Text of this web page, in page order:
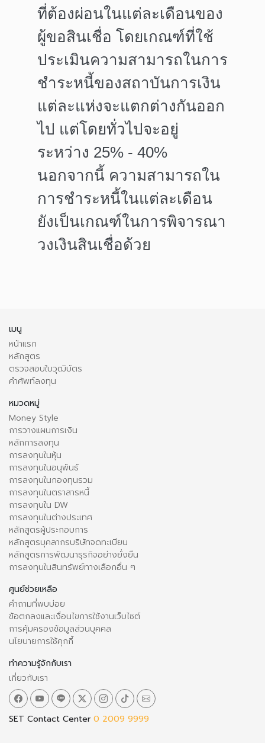
ที่ต้องผ่อนในแต่ละเดือนของ
ผู้ขอสินเชื่อ โดยเกณฑ์ที่ใช้
ประเมินความสามารถในการ
ชำระหนี้ของสถาบันการเงิน
แต่ละแห่งจะแตกต่างกันออก
ไป แต่โดยทั่วไปจะอยู่
ระหว่าง 25% - 40%
นอกจากนี้ ความสามารถใน
การชำระหนี้ในแต่ละเดือน
ยังเป็นเกณฑ์ในการพิจารณา
วงเงินสินเชื่อด้วย
เมนู
หน้าแรก
หลักสูตร
ตรวจสอบใบวุฒิบัตร
คำศัพท์ลงทุน
หมวดหมู่
Money Style
การวางแผนการเงิน
หลักการลงทุน
การลงทุนในหุ้น
การลงทุนในอนุพันธ์
การลงทุนในกองทุนรวม
การลงทุนในตราสารหนี้
การลงทุนใน DW
การลงทุนในต่างประเทศ
หลักสูตรผู้ประกอบการ
หลักสูตรบุคลากรบริษัทจดทะเบียน
หลักสูตรการพัฒนาธุรกิจอย่างยั่งยืน
การลงทุนในสินทรัพย์ทางเลือกอื่น ๆ
ศูนย์ช่วยเหลือ
คำถามที่พบบ่อย
ข้อตกลงและเงื่อนไขการใช้งานเว็บไซต์
การคุ้มครองข้อมูลส่วนบุคคล
นโยบายการใช้คุกกี้
ทำความรู้จักกับเรา
เกี่ยวกับเรา
SET Contact Center 0 2009 9999